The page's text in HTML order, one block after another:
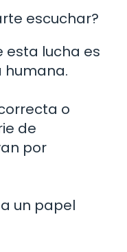
escuchar?
esta lucha es
humana.
o
de
por
un papel